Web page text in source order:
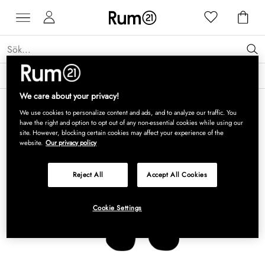
Få 15 % rabatt på Grythyttan Stålmöbler* →
We care about your privacy!
We use cookies to personalize content and ads, and to analyze our traffic. You
have the right and option to opt out of any non-essential cookies while using our
site. However, blocking certain cookies may affect your experience of the
website. Our privacy policy
Reject All Accept All Cookies
Cookie Settings